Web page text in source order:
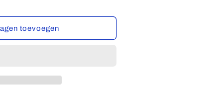
toevoegen